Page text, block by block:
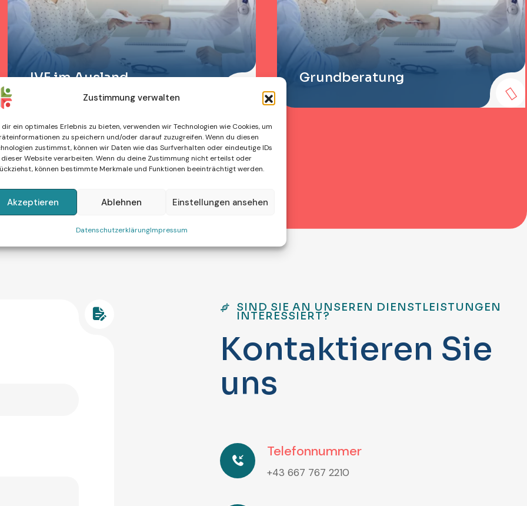
Zustimmung verwalten
dir ein optimales Erlebnis zu bieten, verwenden wir Technologien wie Cookies, um
zu speichern und/oder darauf zuzugreifen. Wenn du diesen
zustimmst, können wir Daten wie das Surfverhalten oder eindeutige IDs
dieser Website verarbeiten. Wenn du deine Zustimmung nicht erteilst oder
können bestimmte Merkmale und Funktionen beeinträchtigt werden.
Akzeptieren Ablehnen Einstellungen ansehen
DatenschutzerklärungImpressum
IVF im Ausland Grundberatung
SIND SIE AN UNSEREN DIENSTLEISTUNGEN
INTERESSIERT?
Kontaktieren Sie
uns
Telefonnummer
+43 667 767 2210